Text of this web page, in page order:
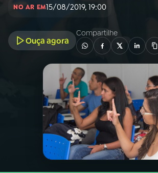
02A RÁDIO
PROGRAMAÇÃO
PROGRAMAS
PODCASTS
NO AR EM15/08/2019, 19:00
Ouça agora
Compartilhe